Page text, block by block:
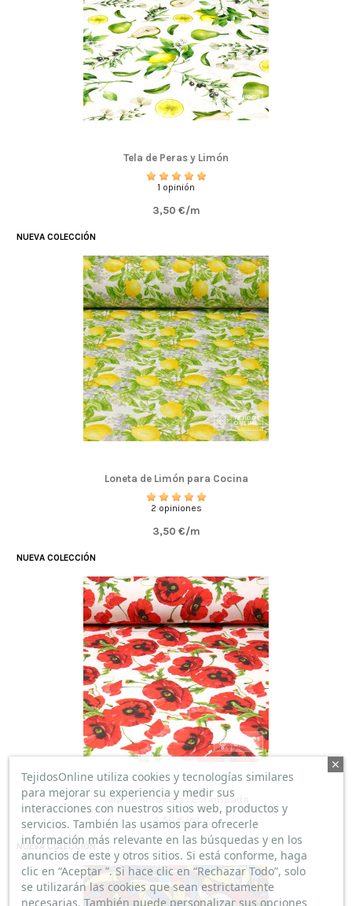
Tela de Peras y Limón
1 opinión
3,50 €/m
NUEVA COLECCIÓN
Loneta de Limón para Cocina
2 opiniones
3,50 €/m
NUEVA COLECCIÓN
Tela de Amapolas Estampada
4,50 €/m
NUEVA COLECCIÓN
TejidosOnline utiliza cookies y tecnologías similares
para mejorar su experiencia y medir sus
interacciones con nuestros sitios web, productos y
servicios. También las usamos para ofrecerle
información más relevante en las búsquedas y en los
anuncios de este y otros sitios. Si está conforme, haga
clic en “Aceptar ”. Si hace clic en “Rechazar Todo”, solo
se utilizarán las cookies que sean estrictamente
necesarias. También puede personalizar sus opciones